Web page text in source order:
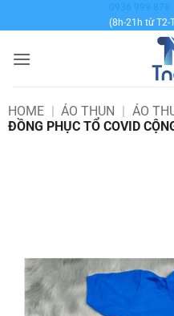
qua
dung
0936 999 878
(8h-21h từ T2-
HOME | ÁO THUN | ÁO
ĐỒNG PHỤC TỔ COVID